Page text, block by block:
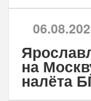
на
налёта